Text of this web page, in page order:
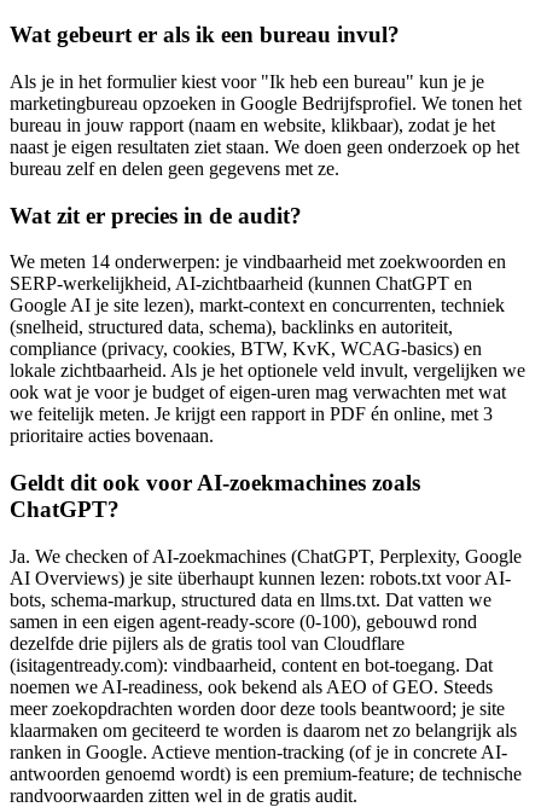
Wat gebeurt er als ik een bureau invul?
Als je in het formulier kiest voor "Ik heb een bureau" kun je je
marketingbureau opzoeken in Google Bedrijfsprofiel. We tonen het
bureau in jouw rapport (naam en website, klikbaar), zodat je het
naast je eigen resultaten ziet staan. We doen geen onderzoek op het
bureau zelf en delen geen gegevens met ze.
Wat zit er precies in de audit?
We meten 14 onderwerpen: je vindbaarheid met zoekwoorden en
SERP-werkelijkheid, AI-zichtbaarheid (kunnen ChatGPT en
Google AI je site lezen), markt-context en concurrenten, techniek
(snelheid, structured data, schema), backlinks en autoriteit,
compliance (privacy, cookies, BTW, KvK, WCAG-basics) en
lokale zichtbaarheid. Als je het optionele veld invult, vergelijken we
ook wat je voor je budget of eigen-uren mag verwachten met wat
we feitelijk meten. Je krijgt een rapport in PDF én online, met 3
prioritaire acties bovenaan.
Geldt dit ook voor AI-zoekmachines zoals
ChatGPT?
Ja. We checken of AI-zoekmachines (ChatGPT, Perplexity, Google
AI Overviews) je site überhaupt kunnen lezen: robots.txt voor AI-
bots, schema-markup, structured data en llms.txt. Dat vatten we
samen in een eigen agent-ready-score (0-100), gebouwd rond
dezelfde drie pijlers als de gratis tool van Cloudflare
(isitagentready.com): vindbaarheid, content en bot-toegang. Dat
noemen we AI-readiness, ook bekend als AEO of GEO. Steeds
meer zoekopdrachten worden door deze tools beantwoord; je site
klaarmaken om geciteerd te worden is daarom net zo belangrijk als
ranken in Google. Actieve mention-tracking (of je in concrete AI-
antwoorden genoemd wordt) is een premium-feature; de technische
randvoorwaarden zitten wel in de gratis audit.